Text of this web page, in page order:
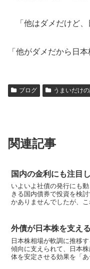
「他はダメだけど、
「他がダメだから日
ブログ うまいだけ
関連記事
国内の金利にも注目
いよいよ社債の発行にも
きる国内債券で投資を検
かありませんでしたが、
外債が日本株を支え
日本株相場が軟調に推移
傾向に支えられて、日本
体を安定させる効果を「